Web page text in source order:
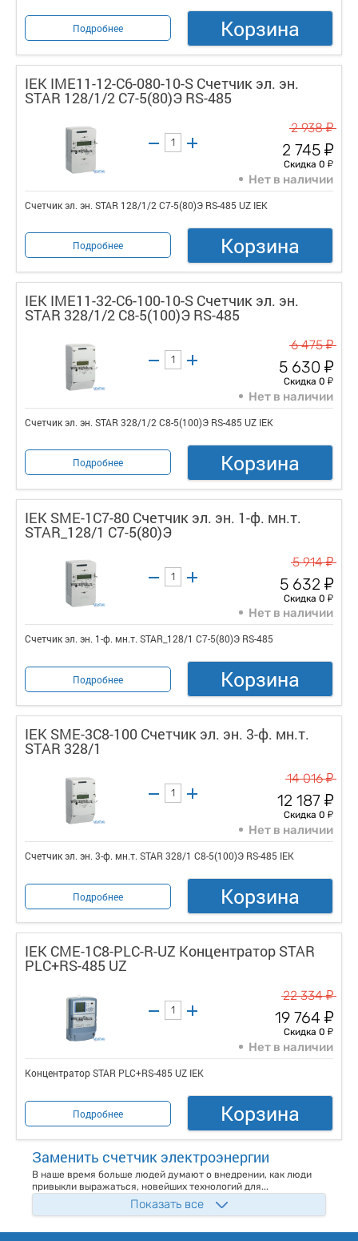
Подробнее Корзина
IEK IME11-12-C6-080-10-S Счетчик эл. эн.
STAR 128/1/2 С7-5(80)Э RS-485
2 938у
2 745 у
Скидка 0 у
Нет в наличии
Счетчик эл. эн. STAR 128/1/2 С7-5(80)Э RS-485 UZ IEK
Подробнее Корзина
IEK IME11-32-C6-100-10-S Счетчик эл. эн.
STAR 328/1/2 С8-5(100)Э RS-485
6 475у
5 630 у
Скидка 0 у
Нет в наличии
Счетчик эл. эн. STAR 328/1/2 С8-5(100)Э RS-485 UZ IEK
Подробнее Корзина
IEK SME-1C7-80 Счетчик эл. эн. 1-ф. мн.т.
STAR_128/1 С7-5(80)Э
5 914у
5 632 у
Скидка 0 у
Нет в наличии
Счетчик эл. эн. 1-ф. мн.т. STAR_128/1 С7-5(80)Э RS-485
Подробнее Корзина
IEK SME-3C8-100 Счетчик эл. эн. 3-ф. мн.т.
STAR 328/1
14 016у
12 187 у
Скидка 0 у
Нет в наличии
Счетчик эл. эн. 3-ф. мн.т. STAR 328/1 С8-5(100)Э RS-485 IEK
Подробнее Корзина
IEK CME-1C8-PLC-R-UZ Концентратор STAR
PLC+RS-485 UZ
22 334у
19 764 у
Скидка 0 у
Нет в наличии
Концентратор STAR PLC+RS-485 UZ IEK
Подробнее Корзина
Заменить счетчик электроэнергии
В наше время больше людей думают о внедрении, как люди
привыкли выражаться, новейших технологий для...
Показать все